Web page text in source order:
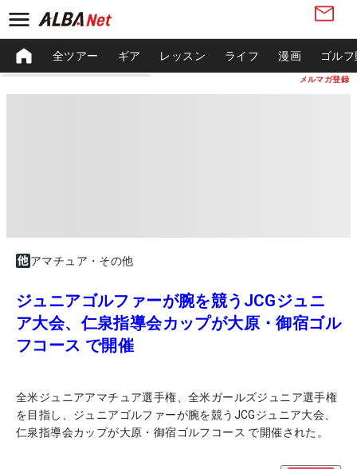
メルマガ登録
全ツアー ギア レッスン ライフ 漫画 ゴル
アマチュア・その他
ジュニアゴルファーが腕を競うJCGジュニ
ア大会、仁泉指導会カップが大原・御宿ゴル
フコース で開催
全米ジュニアアマチュア選手権、全米ガールズジュニア選手権
を目指し、ジュニアゴルファーが腕を競うJCGジュニア大会、
仁泉指導会カップが大原・御宿ゴルフコース で開催された。